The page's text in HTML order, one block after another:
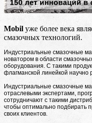
Mobil уже более века
смазочных технологий.
Индустриальные смазочные
новатором в области
оборудования. С такими
флагманской линейкой научно
Индустриальные смазочные
отраслевыми экспертами,
сотрудничают с такими
чтобы оптимально подбирать
своих клиентов.